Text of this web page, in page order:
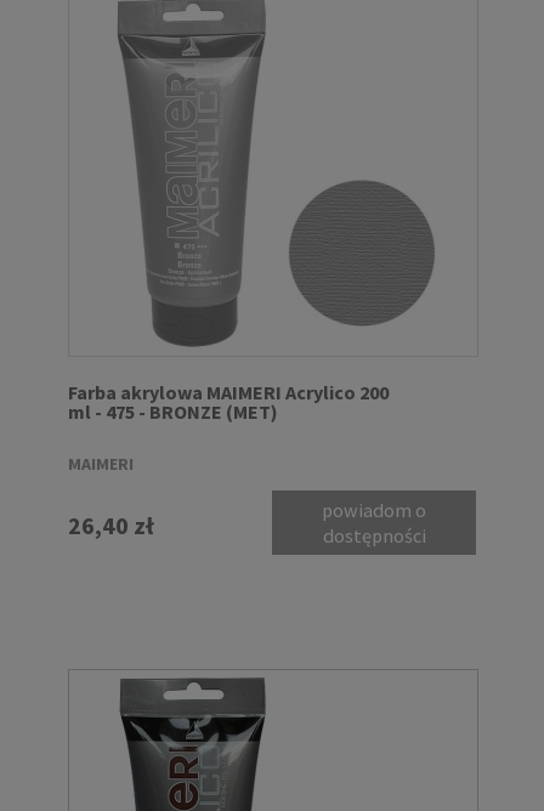
Farba akrylowa MAIMERI Acrylico 200
ml - 475 - BRONZE (MET)
MAIMERI
26,40 zł
powiadom o
dostępności